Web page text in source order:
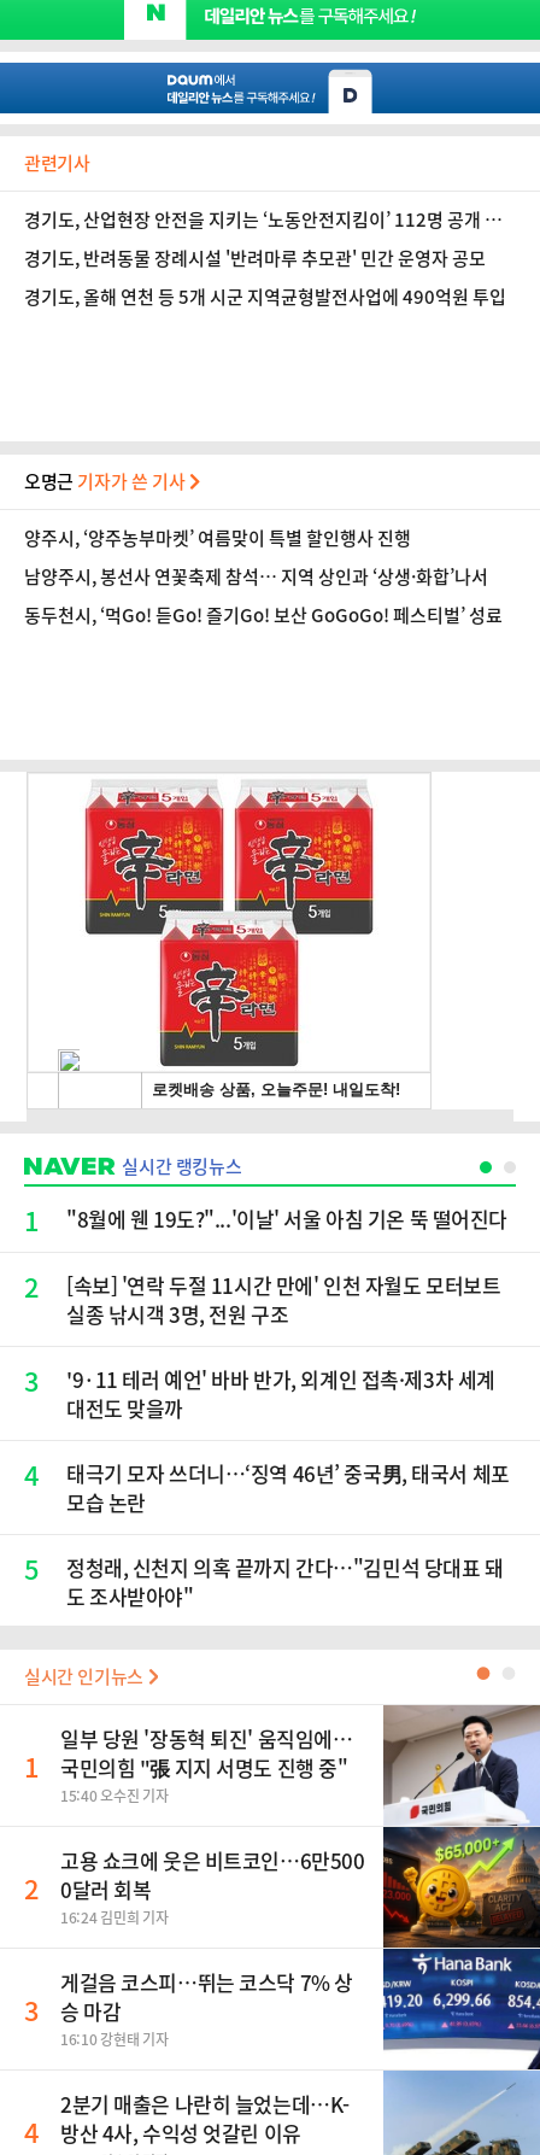
관련기사
경기도, 산업현장 안전을 지키는 ‘노동안전지킴이’ 112명 공개 모
집
경기도, 반려동물 장례시설 '반려마루 추모관' 민간 운영자 공모
경기도, 올해 연천 등 5개 시군 지역균형발전사업에 490억원 투입
오명근 기자가 쓴 기사
양주시, ‘양주농부마켓’ 여름맞이 특별 할인행사 진행
남양주시, 봉선사 연꽃축제 참석… 지역 상인과 ‘상생·화합’나서
동두천시, ‘먹Go! 듣Go! 즐기Go! 보산 GoGoGo! 페스티벌’ 성료
실시간 랭킹뉴스
1 "8월에 웬 19도?"...'이날' 서울 아침 기온 뚝 떨어진다
2
[속보] '연락 두절 11시간 만에' 인천 자월도 모터보트
실종 낚시객 3명, 전원 구조
3
'9·11 테러 예언' 바바 반가, 외계인 접촉·제3차 세계
대전도 맞을까
4
태극기 모자 쓰더니…‘징역 46년’ 중국男, 태국서 체포
모습 논란
5
정청래, 신천지 의혹 끝까지 간다…"김민석 당대표 돼
도 조사받아야"
실시간 인기뉴스 ●
1
일부 당원 '장동혁 퇴진' 움직임에…
국민의힘 "張 지지 서명도 진행 중"
15:40 오수진 기자
2
고용 쇼크에 웃은 비트코인…6만500
0달러 회복
16:24 김민희 기자
3
게걸음 코스피…뛰는 코스닥 7% 상
승 마감
16:10 강현태 기자
4
2분기 매출은 나란히 늘었는데…K-
방산 4사, 수익성 엇갈린 이유